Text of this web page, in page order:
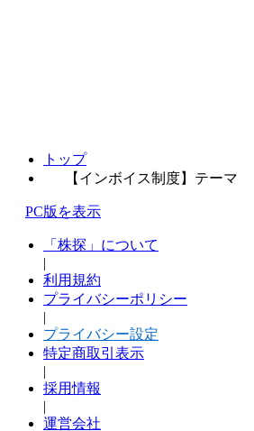
トップ
【インボイス制度】テーマ
PC版を表示
「株探」について
|
利用規約
プライバシーポリシー
|
プライバシー設定
特定商取引表示
|
採用情報
|
運営会社